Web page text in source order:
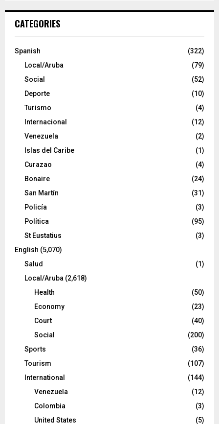
CATEGORIES
Spanish
(322)
Local/Aruba
(79)
Social
(52)
Deporte
(10)
Turismo
(4)
Internacional
(12)
Venezuela
(2)
Islas del Caribe
(1)
Curazao
(4)
Bonaire
(24)
San Martín
(31)
Policía
(3)
Política
(95)
St Eustatius
(3)
English (5,070)
Salud
(1)
Local/Aruba (2,618)
Health
(50)
Economy
(23)
Court
(40)
Social
(200)
Sports
(36)
Tourism
(107)
International
(144)
Venezuela
(12)
Colombia
(3)
United States
(5)